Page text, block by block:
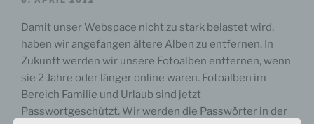
Damit unser Webspace nicht zu stark belastet wird,
haben wir angefangen ältere Alben zu entfernen. In
Zukunft werden wir unsere Fotoalben entfernen, wenn
sie 2 Jahre oder länger online waren. Fotoalben im
Bereich Familie und Urlaub sind jetzt
Passwortgeschützt. Wir werden die Passwörter in der